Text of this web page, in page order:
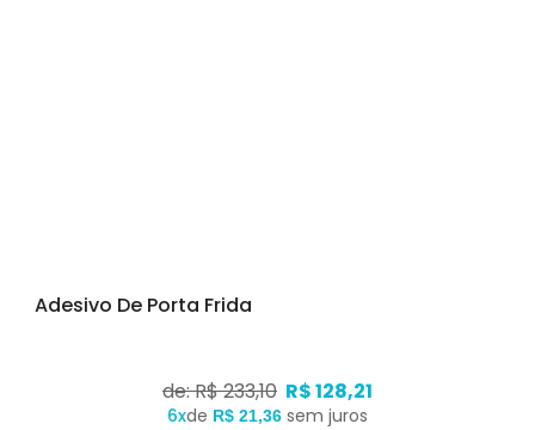
Adesivo De Porta Frida
de: R$ 233,10 R$ 128,21
6xde R$ 21,36 sem juros